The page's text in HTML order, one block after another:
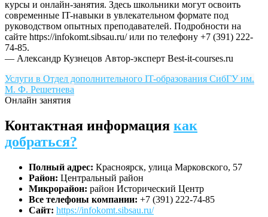
курсы и онлайн-занятия. Здесь школьники могут освоить
современные IT-навыки в увлекательном формате под
руководством опытных преподавателей. Подробности на
сайте https://infokomt.sibsau.ru/ или по телефону +7 (391) 222-
74-85.
— Александр Кузнецов Автор-эксперт Best-it-courses.ru
Услуги в Отдел дополнительного IT-образования СибГУ им.
М. Ф. Решетнева
Онлайн занятия
Контактная информация как
добраться?
Полный адрес: Красноярск, улица Марковского, 57
Район: Центральный район
Микрорайон: район Исторический Центр
Все телефоны компании: +7 (391) 222-74-85
Сайт: https://infokomt.sibsau.ru/